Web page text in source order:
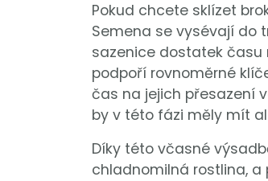
Pokud chcete sklízet
Semena se vysévají do
sazenice dostatek času
podpoří rovnoměrné
čas na jejich přesazení
by v této fázi měly mít
Díky této včasné
chladnomilná rostlina, a